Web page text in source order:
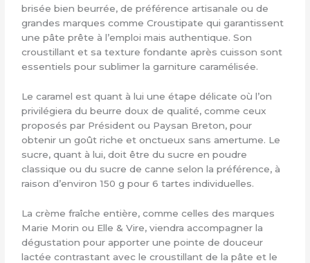
brisée bien beurrée, de préférence artisanale ou de
grandes marques comme Croustipate qui garantissent
une pâte prête à l’emploi mais authentique. Son
croustillant et sa texture fondante après cuisson sont
essentiels pour sublimer la garniture caramélisée.
Le caramel est quant à lui une étape délicate où l’on
privilégiera du beurre doux de qualité, comme ceux
proposés par Président ou Paysan Breton, pour
obtenir un goût riche et onctueux sans amertume. Le
sucre, quant à lui, doit être du sucre en poudre
classique ou du sucre de canne selon la préférence, à
raison d’environ 150 g pour 6 tartes individuelles.
La crème fraîche entière, comme celles des marques
Marie Morin ou Elle & Vire, viendra accompagner la
dégustation pour apporter une pointe de douceur
lactée contrastant avec le croustillant de la pâte et le